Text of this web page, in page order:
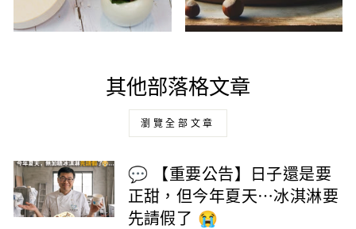
其他部落格文章
瀏覽全部文章
💬 【重要公告】日子還是要
正甜，但今年夏天⋯冰淇淋要
先請假了 😭